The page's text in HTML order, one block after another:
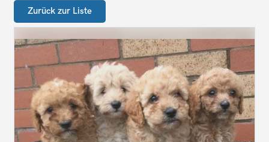
Zurück zur Liste